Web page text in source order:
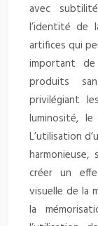
avec
l’identité de
artifices qui
important
produits
privilégiant
luminosité,
L’utilisation
créer un
visuelle de la
la